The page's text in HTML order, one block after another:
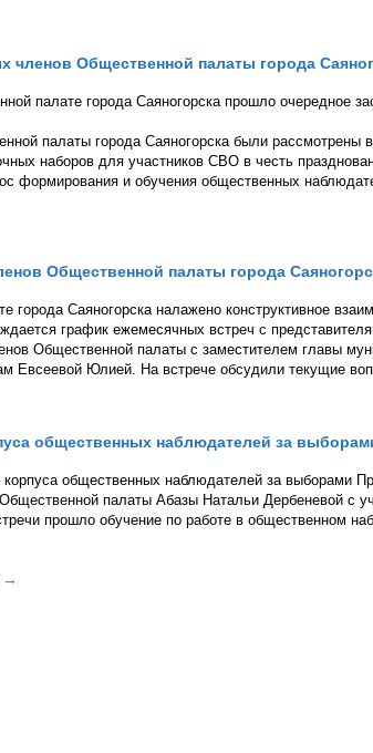
членов Общественной палаты города
палате города Саяногорска прошло очередное
палаты города Саяногорска были рассмотрены
наборов для участников СВО в честь
формирования и обучения общественных
Общественной палаты города
города Саяногорска налажено конструктивное
график ежемесячных встреч с
Общественной палаты с заместителем главы
Евсеевой Юлией. На встрече обсудили текущие
общественных наблюдателей за
общественных наблюдателей за выборами
палаты Абазы Натальи Дербеневой с
прошло обучение по работе в общественном
→